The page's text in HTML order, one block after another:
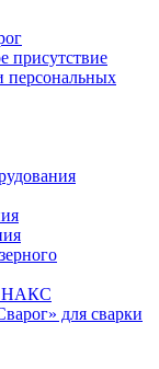
присутствие
персональных
НАКС
для сварки